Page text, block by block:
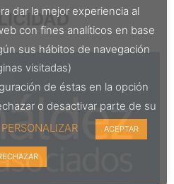
dar la mejor experiencia al
con fines analíticos en base
sus hábitos de navegación
visitadas)
de éstas en la opción
o desactivar parte de su
PERSONALIZAR ACEPTAR